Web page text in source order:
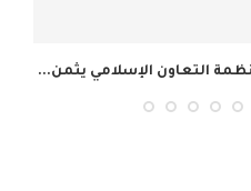
تنال درع الخدمة المتميزة